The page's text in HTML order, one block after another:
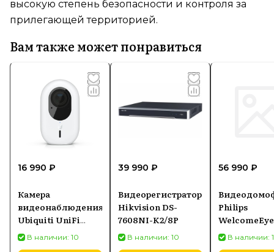
высокую степень безопасности и контроля за
прилегающей территорией.
Вам также может понравиться
16 990 ₽
Камера
видеонаблюдения
Ubiquiti UniFi
Camera G4 Instant
(UVC-G4-INS)
В наличии: 10
39 990 ₽
Видеорегистратор
Hikvision DS-
7608NI-K2/8P
В наличии: 10
56 990 ₽
Philips
WelcomeEye
Connect 2
В наличии: